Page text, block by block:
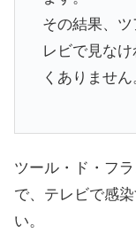
その結果、
レビで見な
くありません
ツール・ド・フ
で、テレビで感
い。